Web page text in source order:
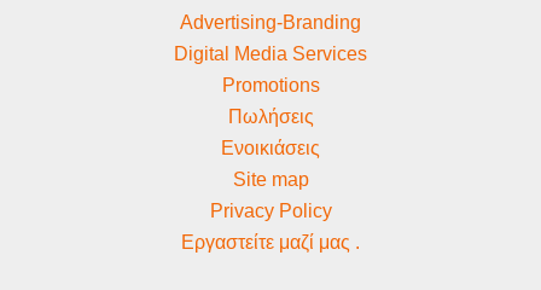
Advertising-Branding
Digital Media Services
Promotions
Πωλήσεις
Ενοικιάσεις
Site map
Privacy Policy
Εργαστείτε μαζί μας .